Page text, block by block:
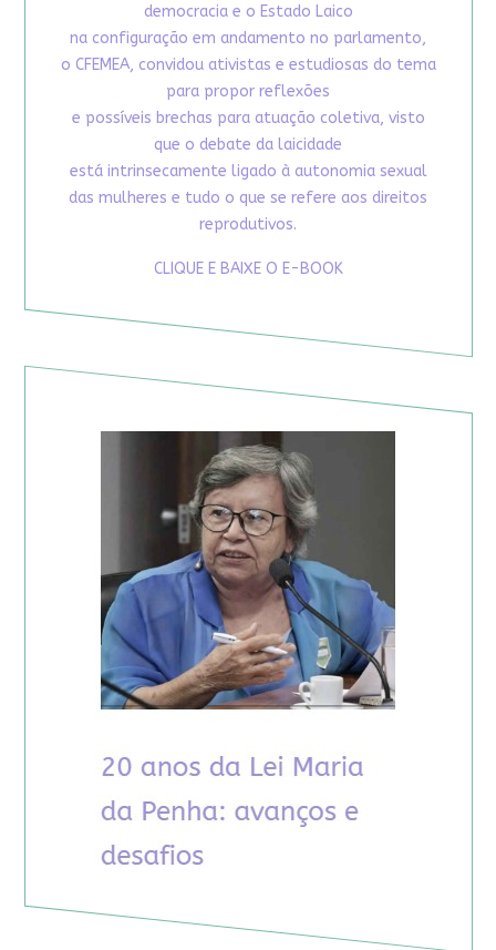
democracia e o Estado Laico
na configuração em andamento no parlamento,
o CFEMEA, convidou ativistas e estudiosas do tema
para propor reflexões
e possíveis brechas para atuação coletiva, visto
que o debate da laicidade
está intrinsecamente ligado à autonomia sexual
das mulheres e tudo o que se refere aos direitos
reprodutivos.
CLIQUE E BAIXE O E-BOOK